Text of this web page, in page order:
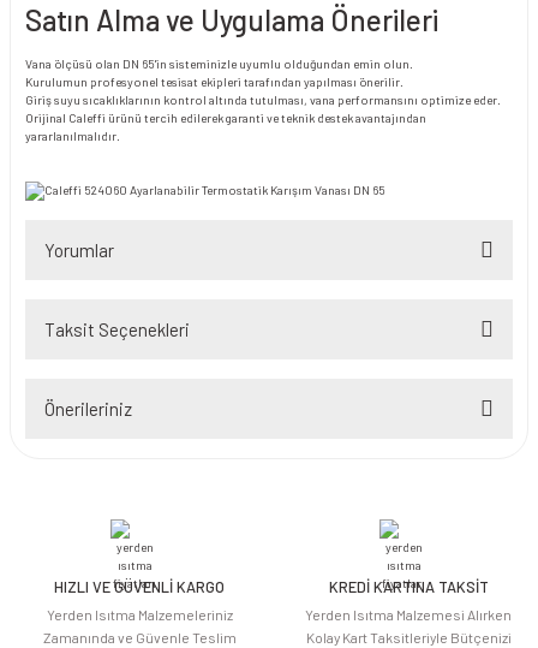
Satın Alma ve Uygulama Önerileri
Vana ölçüsü olan DN 65'in sisteminizle uyumlu olduğundan emin olun.
Kurulumun profesyonel tesisat ekipleri tarafından yapılması önerilir.
Giriş suyu sıcaklıklarının kontrol altında tutulması, vana performansını optimize eder.
Orijinal Caleffi ürünü tercih edilerek garanti ve teknik destek avantajından
yararlanılmalıdır.
Yorumlar
Taksit Seçenekleri
Önerileriniz
iletebilirsiniz.
Görüş ve önerileriniz için teşekkür ederiz.
Ürün açıklamasında eksik bilgiler bulunuyor.
HIZLI VE GÜVENLİ KARGO
Yerden Isıtma Malzemeleriniz
Zamanında ve Güvenle Teslim
KREDİ KARTINA TAKSİT
Yerden Isıtma Malzemesi Alırken
Kolay Kart Taksitleriyle Bütçenizi